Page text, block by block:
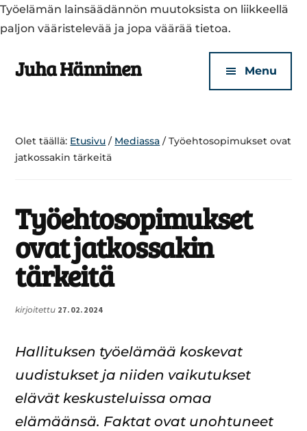
Työelämän lainsäädännön muutoksista on liikkeellä
paljon vääristelevää ja jopa väärää tietoa.
main
footer
menu
Juha Hänninen Menu
Olet täällä: Etusivu / Mediassa / Työehtosopimukset ovat
jatkossakin tärkeitä
Työehtosopimukset
ovat jatkossakin
tärkeitä
kirjoitettu 27.02.2024
Hallituksen työelämää koskevat
uudistukset ja niiden vaikutukset
elävät keskusteluissa omaa
elämäänsä. Faktat ovat unohtuneet